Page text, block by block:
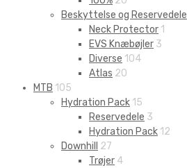
Beskyttelse og Reservedele
Neck Protector 1
EVS Knæbøjler 3
Diverse 104
Atlas 20
MTB 105
Hydration Pack 15
Reservedele 3
Hydration Pack 12
Downhill
27
Trøjer 4